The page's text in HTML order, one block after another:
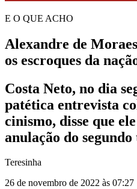
E O QUE ACHO
Alexandre de
os escroques da
Costa Neto, no dia
patética entrevista
cinismo, disse que
anulação do
Teresinha
26 de novembro de 2022 às 07:27